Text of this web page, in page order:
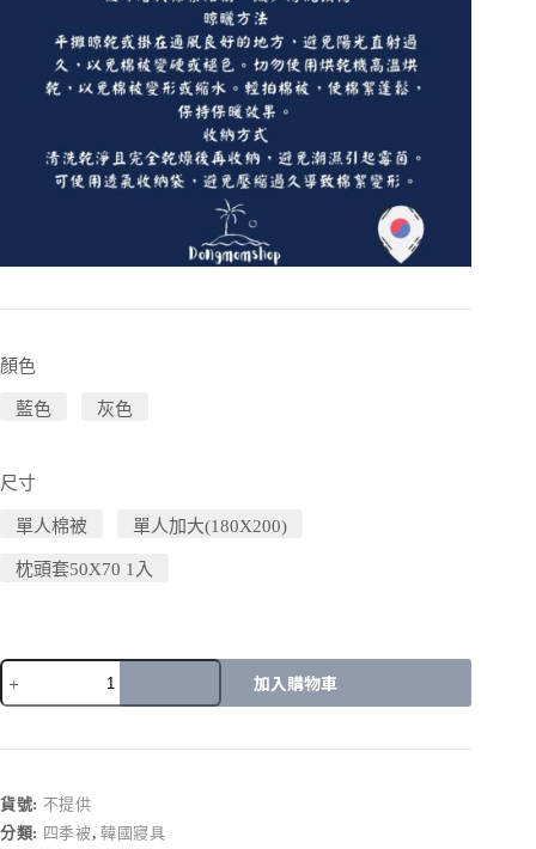
顏色
藍色 灰色
尺寸
單人棉被 單人加大(180X200)
枕頭套50X70 1入
加入購物車
r
n
貨號: 不提供
分類: 四季被, 韓國寢具